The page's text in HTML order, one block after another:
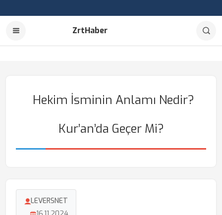
ZrtHaber
Hekim İsminin Anlamı Nedir?
Kur’an’da Geçer Mi?
LEVERSNET